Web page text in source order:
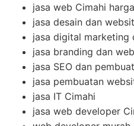
jasa web Cimahi
jasa desain dan
jasa digital marketing
jasa branding dan
jasa SEO dan
jasa pembuatan
jasa IT Cimahi
jasa web developer